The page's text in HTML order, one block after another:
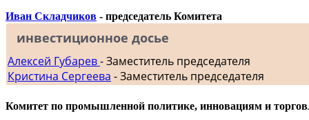
Иван Складчиков - председатель Комитета
инвестиционное досье
Алексей Губарев- Заместитель председателя
Кристина Сергеева - Заместитель председателя
Комитет по промышленной политике, инновациям и